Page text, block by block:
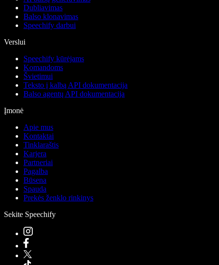
Dubliavimas
Balso klonavimas
Speechify darbui
Verslui
Speechify kūrėjams
Komandoms
Švietimui
Teksto į kalbą API dokumentacija
Balso agentų API dokumentacija
Įmonė
Apie mus
Kontaktai
Tinklaraštis
Karjera
Partneriai
Pagalba
Būsena
Spauda
Prekės ženklo rinkinys
Sekite Speechify